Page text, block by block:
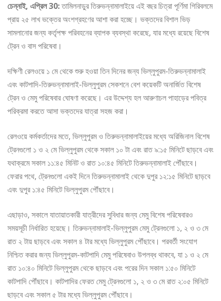
চেন্নাই, এপ্রিল 30:তামিলনাড়ুর তিরুভন্নামালাইয়ে এই বছর চিত্রা পূর্ণিমা গিরিবলমে
প্রায় ২৫ লাখ ভক্তের অংশগ্রহণের আশা করা হচ্ছে। ভক্তদের বিশাল ভিড়
সামলানোর জন্য কর্তৃপক্ষ পরিবহনের ব্যাপক ব্যবস্থা করেছে, যার মধ্যে রয়েছে বিশেষ
ট্রেন ও বাস পরিষেবা।
দক্ষিণী রেলওয়ে ১ মে থেকে শুরু হওয়া তিন দিনের জন্য ভিল্লুপুরম-তিরুভন্নামালাই
এবং কাটপাদি-তিরুভন্নামালাই-ভিল্লুপুরম সেকশনে বেশ কয়েকটি অনার্জিত বিশেষ
ট্রেন ও মেমু পরিষেবার ঘোষণা করেছে। এর উদ্দেশ্য হল আরুণাচল পাহাড়ের পবিত্র
পরিক্রমা করতে আসা ভক্তদের যাত্রা সহজ করা।
রেলওয়ে কর্মকর্তাদের মতে, ভিল্লুপুরম ও তিরুভন্নামালাইয়ের মধ্যে অরিজিনাল বিশেষ
ট্রেনগুলো ১ ও ২ মে ভিল্লুপুরম থেকে সকাল ১০ টা এবং রাত ৯:১৫ মিনিটে ছাড়বে এবং
যথাক্রমে সকাল ১১:৪৫ মিনিট ও রাত ১০:৪৫ মিনিটে তিরুভন্নামালাই পৌঁছাবে।
ফেরার পথে, ট্রেনগুলো একই দিনে তিরুভন্নামালাই থেকে দুপুর ১২:১৫ মিনিটে ছাড়বে
এবং দুপুর ১:৪৫ মিনিটে ভিল্লুপুরম পৌঁছাবে।
এছাড়াও, সকালে যাতায়াতকারী যাত্রীদের সুবিধার জন্য মেমু বিশেষ পরিষেবারও
সময়সূচী নির্ধারিত হয়েছে। তিরুভন্নামালাই-ভিল্লুপুরম মেমু ট্রেনগুলো ১, ২ ও ৩ মে
রাত ২ টায় ছাড়বে এবং সকাল ৪ টার মধ্যে ভিল্লুপুরম পৌঁছাবে। পরবর্তী সংযোগ
নিশ্চিত করার জন্য ভিল্লুপুরম-কাটপাদি মেমু পরিষেবাও উপলব্ধ থাকবে, যা ১ ও ২ মে
রাত ১০:৪০ মিনিটে ভিল্লুপুরম থেকে ছাড়বে এবং পরের দিন সকাল ১:৫০ মিনিটে
কাটপাদি পৌঁছাবে। কাটপাদির ফেরত মেমু ট্রেনগুলো ১, ২ ও ৩ মে রাত ২:০৫ মিনিটে
ছাড়বে এবং সকাল ৫ টার মধ্যে ভিল্লুপুরম পৌঁছাবে।